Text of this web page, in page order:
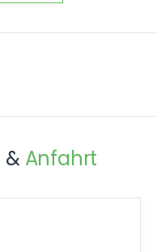
& Anfahrt